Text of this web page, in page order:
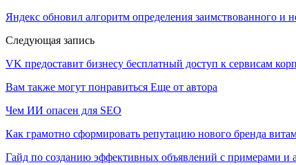
Яндекс обновил алгоритм определения заимствованного и
Следующая запись
VK предоставит бизнесу бесплатный доступ к сервисам
Вам также могут понравиться Еще от автора
Чем ИИ опасен для SEO
Как грамотно сформировать репутацию нового бренда
Гайд по созданию эффективных объявлений с примерами и